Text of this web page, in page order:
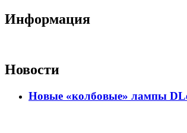
Информация
Новости
Новые «колбовые» лампы